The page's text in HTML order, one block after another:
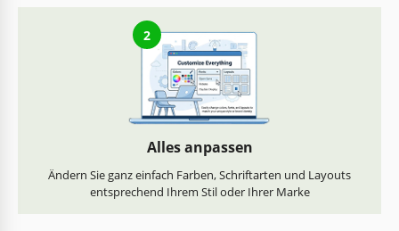
2
Alles anpassen
Ändern Sie ganz einfach Farben, Schriftarten und Layouts
entsprechend Ihrem Stil oder Ihrer Marke